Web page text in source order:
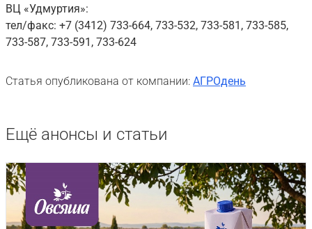
ВЦ «Удмуртия»:
тел/факс: +7 (3412) 733-664, 733-532, 733-581, 733-585,
733-587, 733-591, 733-624
Статья опубликована от компании: АГРОдень
Ещё анонсы и статьи